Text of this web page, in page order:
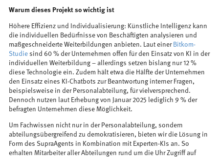
Warum dieses Projekt so wichtig ist
Höhere Effizienz und Individualisierung: Künstliche Intelligenz kann
die individuellen Bedürfnisse von Beschäftigten analysieren und
maßgeschneiderte Weiterbildungen anbieten. Laut einer Bitkom-
Studiesind 60 % der Unternehmen offen für den Einsatz von KI in der
individuellen Weiterbildung – allerdings setzen bislang nur 12 %
diese Technologie ein. Zudem hält etwa die Hälfte der Unternehmen
den Einsatz eines KI-Chatbots zur Beantwortung interner Fragen,
beispielsweise in der Personalabteilung, für vielversprechend.
Dennoch nutzen laut Erhebung von Januar 2025 lediglich 9 % der
befragten Unternehmen diese Möglichkeit.
Um Fachwissen nicht nur in der Personalabteilung, sondern
abteilungsübergreifend zu demokratisieren, bieten wir die Lösung in
Form des SupraAgents in Kombination mit Experten-KIs an. So
erhalten Mitarbeiter aller Abteilungen rund um die Uhr Zugriff auf